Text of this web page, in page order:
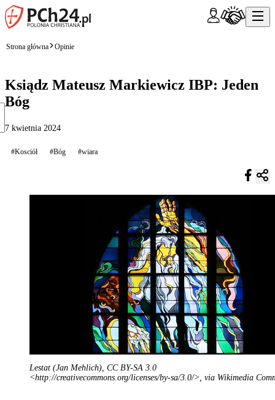
Strona główna Opinie
Ksiądz Mateusz Markiewicz IBP: Jeden
Bóg
7 kwietnia 2024
#Kosciół #Bóg #wiara
Lestat (Jan Mehlich), CC BY-SA 3.0
<http://creativecommons.org/licenses/by-sa/3.0/>, via Wikimedia